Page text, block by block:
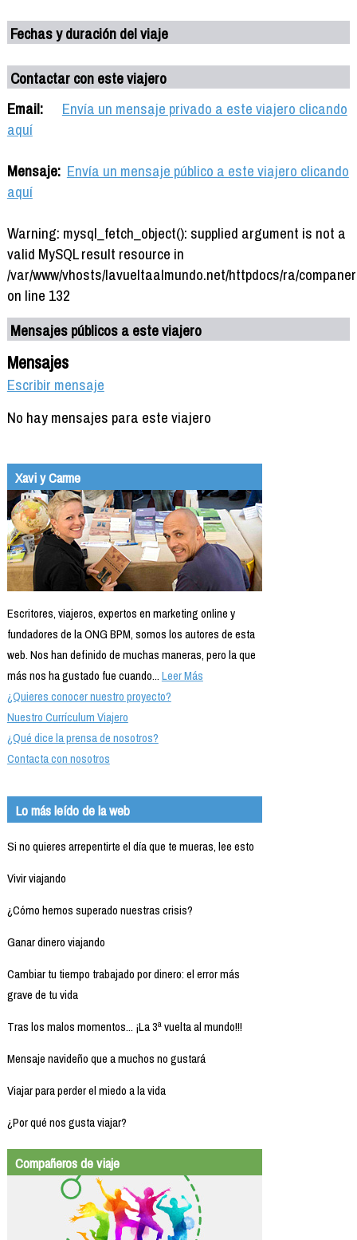
Fechas y duración del viaje
Contactar con este viajero
Email:
Envía un mensaje privado a este viajero clicando
aquí
Mensaje: Envía un mensaje público a este viajero clicando
aquí
Warning: mysql_fetch_object(): supplied argument is not a
valid MySQL result resource in
/var/www/vhosts/lavueltaalmundo.net/httpdocs/ra/
on line 132
Mensajes públicos a este viajero
Mensajes
Escribir mensaje
No hay mensajes para este viajero
Xavi y Carme
Escritores, viajeros, expertos en marketing online y
fundadores de la ONG BPM, somos los autores de esta
web. Nos han definido de muchas maneras, pero la que
más nos ha gustado fue cuando...Leer Más
¿Quieres conocer nuestro proyecto?
Nuestro Currículum Viajero
¿Qué dice la prensa de nosotros?
Contacta con nosotros
Lo más leído de la web
Si no quieres arrepentirte el día que te mueras, lee esto
Vivir viajando
¿Cómo hemos superado nuestras crisis?
Ganar dinero viajando
Cambiar tu tiempo trabajado por dinero: el error más
grave de tu vida
Tras los malos momentos... ¡La 3ª vuelta al mundo!!!
Mensaje navideño que a muchos no gustará
Viajar para perder el miedo a la vida
¿Por qué nos gusta viajar?
Compañeros de viaje